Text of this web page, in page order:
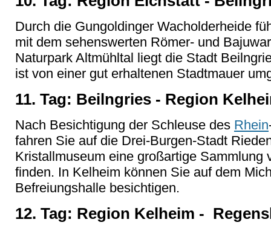
Durch die Gungoldinger Wacholderheide
mit dem sehenswerten Römer- und
Naturpark Altmühltal liegt die Stadt
ist von einer gut erhaltenen Stadtmauer
11. Tag: Beilngries - Region
Nach Besichtigung der Schleuse des Rhein
fahren Sie auf die Drei-Burgen-Stadt
Kristallmuseum eine großartige Sammlung
finden. In Kelheim können Sie auf dem
Befreiungshalle besichtigen.
12. Tag: Region Kelheim -